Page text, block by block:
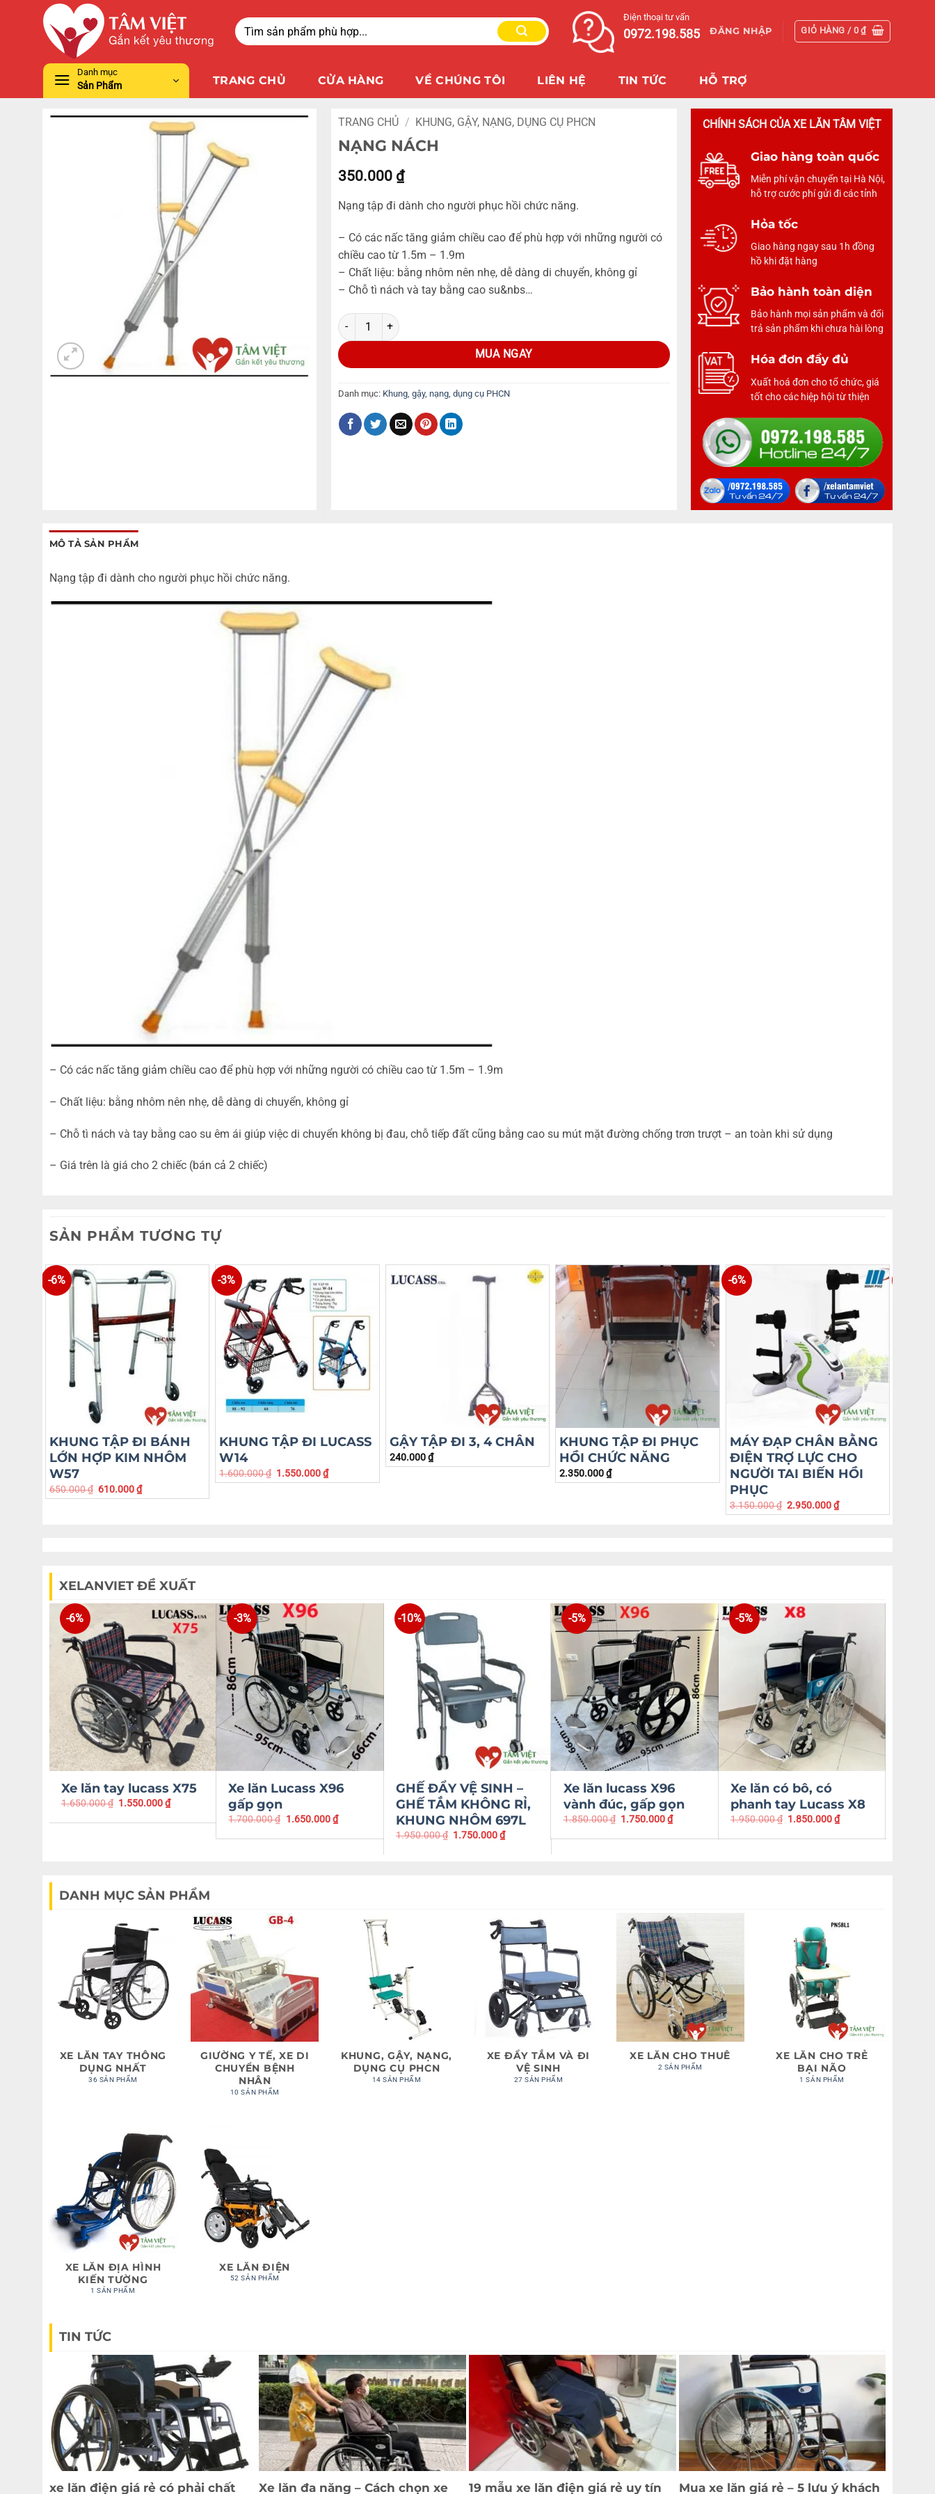
Điện thoại tư vấn
0972.198.585 ĐĂNG NHẬP GIỎ HÀNG / 0₫
Danh mục
Sản Phẩm TRANG CHỦ CỬA HÀNG VỀ CHÚNG TÔI LIÊN HỆ TIN TỨC HỖ TRỢ
TRANG CHỦ / KHUNG, GẬY, NẠNG, DỤNG CỤ PHCN
NẠNG NÁCH
350.000 ₫
Nạng tập đi dành cho người phục hồi chức năng.
– Có các nấc tăng giảm chiều cao để phù hợp với những người có
chiều cao từ 1.5m – 1.9m
– Chất liệu: bằng nhôm nên nhẹ, dễ dàng di chuyển, không gỉ
– Chỗ tì nách và tay bằng cao su&nbs…
MUA NGAY
Danh mục: Khung, gậy, nạng, dụng cụ PHCN
CHÍNH SÁCH CỦA XE LĂN TÂM VIỆT
Giao hàng toàn quốc
Miễn phí vận chuyển tại Hà Nội,
hỗ trợ cước phí gửi đi các tỉnh
Hỏa tốc
Giao hàng ngay sau 1h đồng
hồ khi đặt hàng
Bảo hành toàn diện
Bảo hành mọi sản phẩm và đổi
trả sản phẩm khi chưa hài lòng
Hóa đơn đầy đủ
Xuất hoá đơn cho tổ chức, giá
tốt cho các hiệp hội từ thiện
MÔ TẢ SẢN PHẨM
Nạng tập đi dành cho người phục hồi chức năng.
– Có các nấc tăng giảm chiều cao để phù hợp với những người có chiều cao từ 1.5m – 1.9m
– Chất liệu: bằng nhôm nên nhẹ, dễ dàng di chuyển, không gỉ
– Chỗ tì nách và tay bằng cao su êm ái giúp việc di chuyển không bị đau, chỗ tiếp đất cũng bằng cao su mút mặt đường chống trơn trượt – an toàn khi sử dụng
– Giá trên là giá cho 2 chiếc (bán cả 2 chiếc)
SẢN PHẨM TƯƠNG TỰ
-6%
KHUNG TẬP ĐI BÁNH
LỚN HỢP KIM NHÔM
W57
650.000₫ 610.000₫
-3%
KHUNG TẬP ĐI LUCASS
W14
1.600.000₫ 1.550.000₫
GẬY TẬP ĐI 3, 4 CHÂN
240.000₫
KHUNG TẬP ĐI PHỤC
HỒI CHỨC NĂNG
2.350.000₫
-6%
MÁY ĐẠP CHÂN BẰNG
ĐIỆN TRỢ LỰC CHO
NGƯỜI TAI BIẾN HỒI
PHỤC
3.150.000₫ 2.950.000₫
XELANVIET ĐỀ XUẤT
-6%
Xe lăn tay lucass X75
1.650.000₫ 1.550.000₫
-3%
Xe lăn Lucass X96
gấp gọn
1.700.000₫ 1.650.000₫
-10%
GHẾ ĐẨY VỆ SINH –
GHẾ TẮM KHÔNG RỈ,
KHUNG NHÔM 697L
1.950.000₫ 1.750.000₫
-5%
Xe lăn lucass X96
vành đúc, gấp gọn
1.850.000₫ 1.750.000₫
-5%
Xe lăn có bô, có
phanh tay Lucass X8
1.950.000₫ 1.850.000₫
DANH MỤC SẢN PHẨM
XE LĂN TAY THÔNG
DỤNG NHẤT
36 SẢN PHẨM
GIƯỜNG Y TẾ, XE DI
CHUYỂN BỆNH
NHÂN
10 SẢN PHẨM
KHUNG, GẬY, NẠNG,
DỤNG CỤ PHCN
14 SẢN PHẨM
XE ĐẨY TẮM VÀ ĐI
VỆ SINH
27 SẢN PHẨM
XE LĂN CHO THUÊ
2 SẢN PHẨM
XE LĂN CHO TRẺ
BẠI NÃO
1 SẢN PHẨM
XE LĂN ĐỊA HÌNH
KIẾN TƯỜNG
1 SẢN PHẨM
XE LĂN ĐIỆN
52 SẢN PHẨM
TIN TỨC
xe lăn điện giá rẻ có phải chất Xe lăn đa năng – Cách chọn xe 19 mẫu xe lăn điện giá rẻ uy tín Mua xe lăn giá rẻ – 5 lưu ý khách